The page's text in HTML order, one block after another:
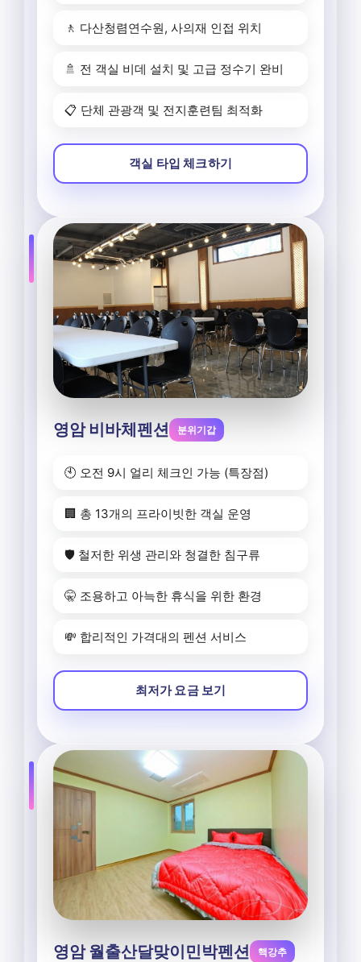
🚶 다산청렴연수원, 사의재 인접 위치
🚿 전 객실 비데 설치 및 고급 정수기 완비
📋 단체 관광객 및 전지훈련팀 최적화
객실 타입 체크하기
영암 비바체펜션 분위기갑
🕙 오전 9시 얼리 체크인 가능 (특장점)
🏢 총 13개의 프라이빗한 객실 운영
🛡️ 철저한 위생 관리와 청결한 침구류
🤫 조용하고 아늑한 휴식을 위한 환경
💸 합리적인 가격대의 펜션 서비스
최저가 요금 보기
영암 월출산달맞이민박펜션 핵강추